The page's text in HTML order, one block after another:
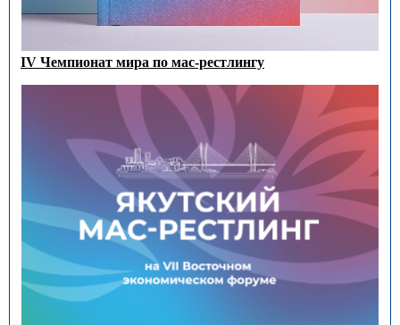
IV Чемпионат мира по мас-рестлингу